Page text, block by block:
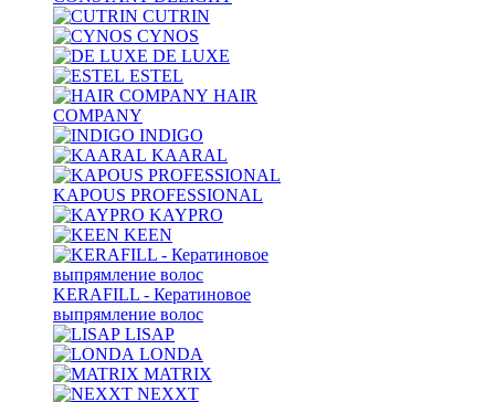
CUTRIN
CYNOS
DE LUXE
ESTEL
HAIR
COMPANY
INDIGO
KAARAL
KAPOUS PROFESSIONAL
KAYPRO
KEEN
KERAFILL - Кератиновое
выпрямление волос
LISAP
LONDA
MATRIX
NEXXT